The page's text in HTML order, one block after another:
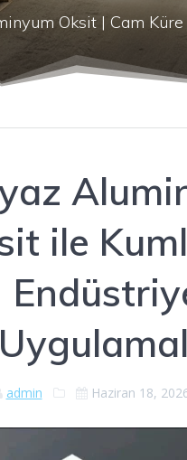
Oksit | Cam
ile
admin Haziran 18,